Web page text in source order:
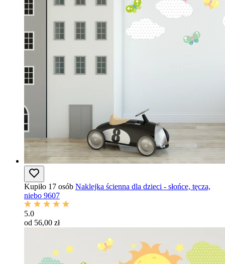
Kupiło 17 osób Naklejka ścienna dla dzieci - słońce, tęcza,
niebo 9607
5.0
od 56,00 zł